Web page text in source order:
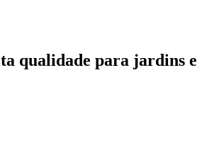
qualidade para jardins